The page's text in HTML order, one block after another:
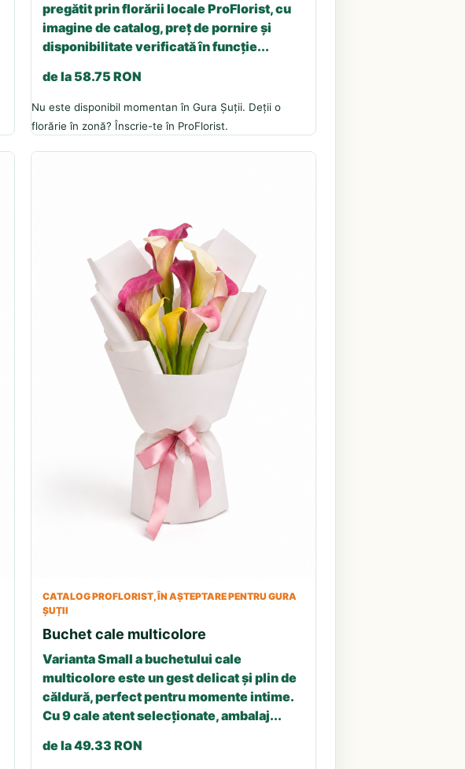
pregătit prin florării locale ProFlorist, cu
imagine de catalog, preț de pornire și
disponibilitate verificată în funcție...
de la 58.75 RON
Nu este disponibil momentan în Gura Șuții. Deții o
florărie în zonă? Înscrie-te în ProFlorist.
CATALOG PROFLORIST, ÎN AȘTEPTARE PENTRU GURA
ȘUȚII
Buchet cale multicolore
Varianta Small a buchetului cale
multicolore este un gest delicat și plin de
căldură, perfect pentru momente intime.
Cu 9 cale atent selecționate, ambalaj...
de la 49.33 RON